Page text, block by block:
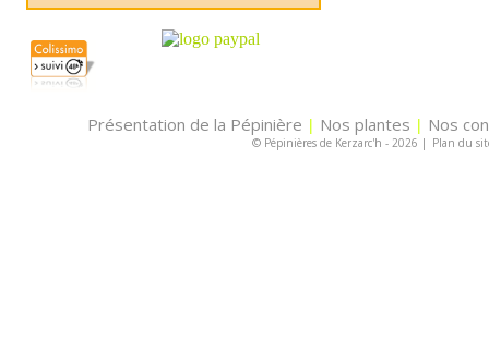
Présentation de la Pépinière | Nos plantes | Nos
© Pépinières de Kerzarc'h - 2026 | Plan du